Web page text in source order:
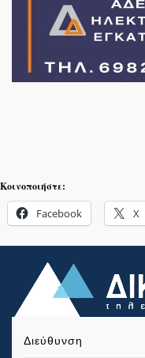
Κοινοποιήστε:
Facebook X
Διεύθυνση